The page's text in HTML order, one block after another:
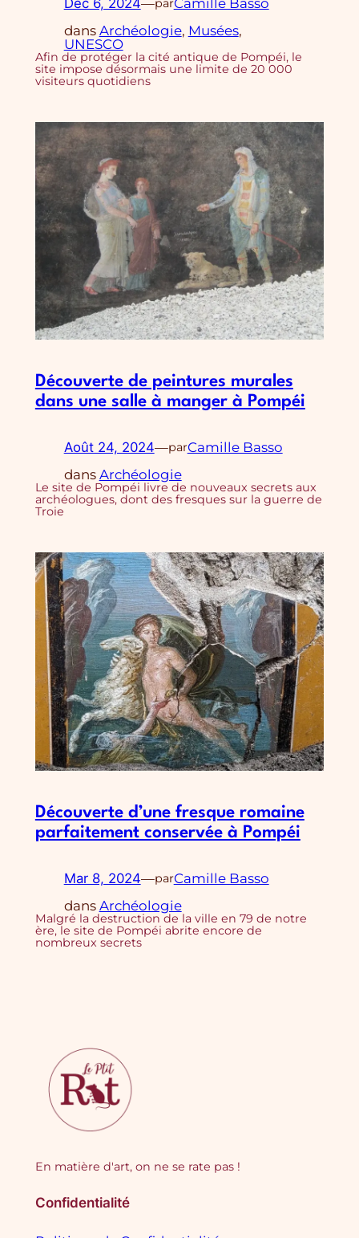
par
dans Archéologie, Musées
UNESCO
Afin de protéger la cité antique de Pompéi, le
site impose désormais une limite de 20 000
visiteurs quotidiens
Découverte de peintures murales
dans une salle à manger à Pompéi
Août 24, 2024—parCamille Basso
dans Archéologie
Le site de Pompéi livre de nouveaux secrets aux
archéologues, dont des fresques sur la guerre de
Troie
Découverte d’une fresque romaine
parfaitement conservée à Pompéi
Mar 8, 2024—parCamille Basso
dans Archéologie
Malgré la destruction de la ville en 79 de notre
ère, le site de Pompéi abrite encore de
nombreux secrets
En matière d'art, on ne se rate pas !
Confidentialité